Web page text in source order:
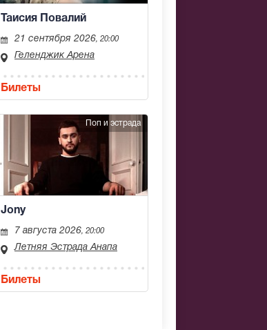
Таисия Повалий
21 сентября 2026, 20:00
Геленджик Арена
Билеты
Поп и эстрада
Jony
7 августа 2026, 20:00
Летняя Эстрада Анапа
Билеты